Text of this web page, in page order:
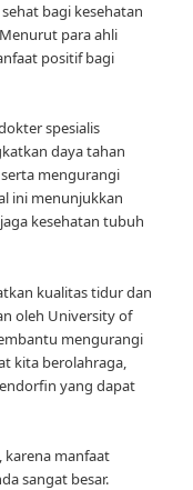
bagi kesehatan
para ahli
positif bagi
spesialis
daya tahan
mengurangi
ini menunjukkan
kesehatan tubuh
kualitas tidur dan
oleh University of
mengurangi
kita berolahraga,
yang dapat
karena manfaat
sangat besar.